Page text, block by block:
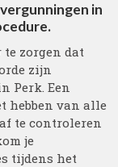
in
te zorgen dat
zijn
Perk. Een
hebben van alle
te controleren
je
tijdens het